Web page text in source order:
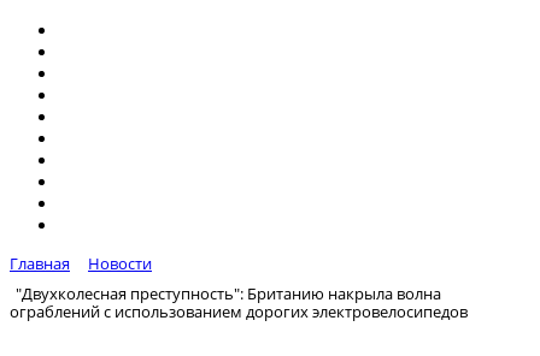
Главная
Новости
"Двухколесная преступность": Британию накрыла волна
ограблений с использованием дорогих электровелосипедов